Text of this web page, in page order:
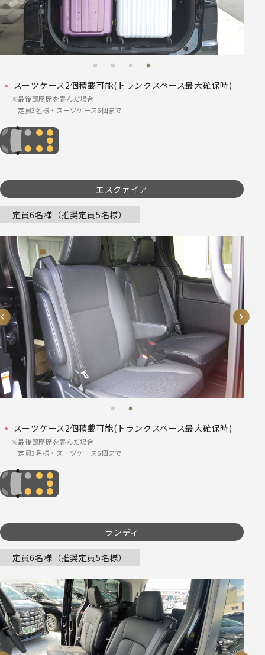
スーツケース2個積載可能(トランクスペース最大確保時)
最後部座席を畳んだ場合
定員3名様・スーツケース6個まで
エスクァイア
定員6名様（推奨定員5名様）
スーツケース2個積載可能(トランクスペース最大確保時)
最後部座席を畳んだ場合
定員3名様・スーツケース6個まで
ランディ
定員6名様（推奨定員5名様）